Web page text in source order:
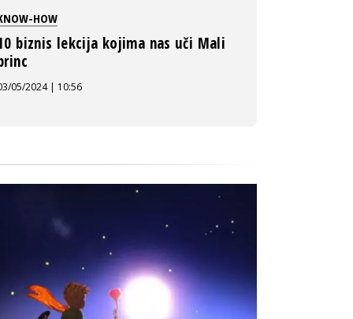
HOW
biznis lekcija kojima nas uči Mali
05/2024 | 10:56